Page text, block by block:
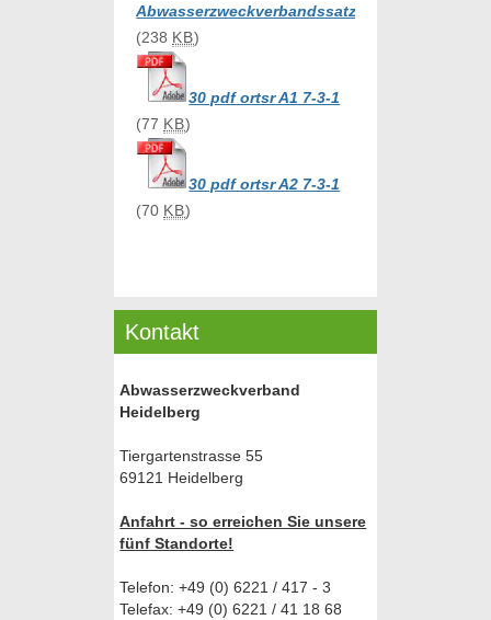
Abwasserzweckverbandssatzung
(238 KB)
30 pdf ortsr A1 7-3-1
(77 KB)
30 pdf ortsr A2 7-3-1
(70 KB)
Kontakt
Abwasserzweckverband
Heidelberg
Tiergartenstrasse 55
69121 Heidelberg
Anfahrt - so erreichen Sie unsere
fünf Standorte!
Telefon: +49 (0) 6221 / 417 - 3
Telefax: +49 (0) 6221 / 41 18 68